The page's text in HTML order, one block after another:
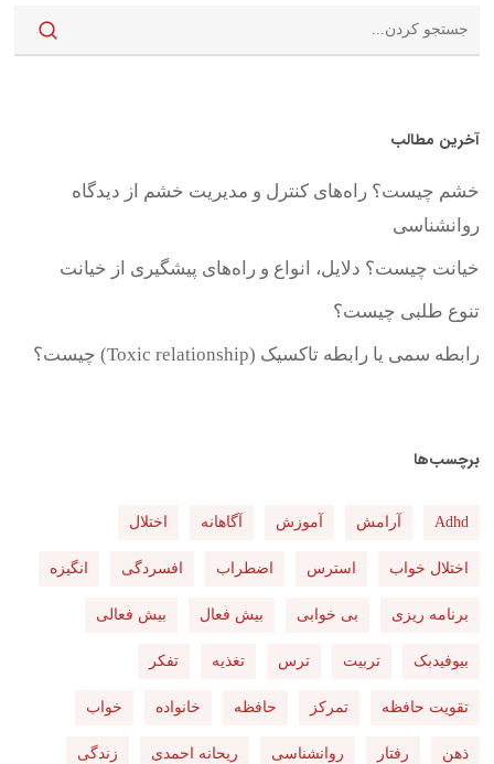
آخرین مطالب
خشم چیست؟ راه‌های کنترل و مدیریت خشم از دیدگاه
روانشناسی
خیانت چیست؟ دلایل، انواع و راه‌های پیشگیری از خیانت
تنوع طلبی چیست؟
رابطه سمی یا رابطه تاکسیک (Toxic relationship) چیست؟
برچسب‌ها
Adhd آرامش آموزش آگاهانه اختلال
اختلال خواب استرس اضطراب افسردگی انگیزه
برنامه ریزی بی خوابی بیش فعال بیش فعالی
بیوفیدبک تربیت ترس تغذیه تفکر
تقویت حافظه تمرکز حافظه خانواده خواب
ذهن رفتار روانشناسی ریحانه احمدی زندگی